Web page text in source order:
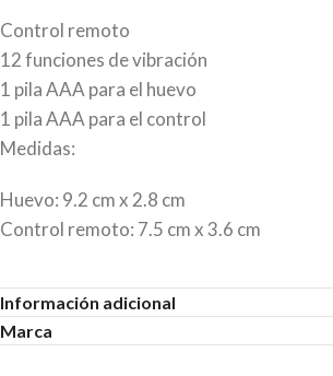
Control remoto
12 funciones de vibración
1 pila AAA para el huevo
1 pila AAA para el control
Medidas:
Huevo: 9.2 cm x 2.8 cm
Control remoto: 7.5 cm x 3.6 cm
Información adicional
Marca